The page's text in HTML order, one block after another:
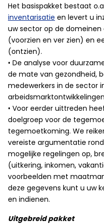
Het basispakket bestaat
inventarisatie en levert u
uw sector op de
(voorzien en ver zien) en
(ontzien).
• De analyse voor
de mate van gezondheid,
medewerkers in de sector
• Voor eerder uittreden
doelgroep voor de
tegemoetkoming. We
vereiste argumentatie
mogelijke regelingen op,
(uitkering, inkomen,
voorbeelden met
deze gegevens kunt u uw
en indienen.
Uitgebreid pakket